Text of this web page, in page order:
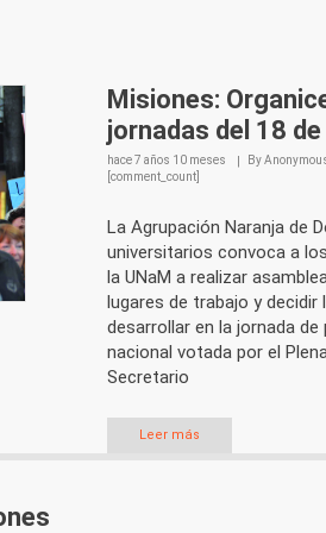
Misiones:
jornadas del 18
hace7 años 10 meses By
[comment_count]
La Agrupación Naranja de
universitarios convoca a
la UNaM a realizar
lugares de trabajo y decidir
desarrollar en la jornada
nacional votada por el
Secretario
Leer más